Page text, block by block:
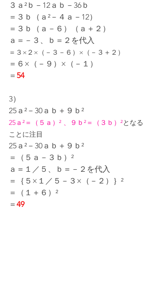
３ａ²ｂ－12ａｂ－36ｂ
＝３ｂ（ａ²－４ａ－12）
＝３ｂ（ａ－６）（ａ＋２）
ａ＝－３、ｂ＝２を代入
＝３×２×（－３－６）×（－３＋２）
＝６×（－９）×（－１）
＝ 54
3）
25ａ²－30ａｂ＋９ｂ²
25ａ²＝（５ａ）² 、９ｂ²＝（３ｂ）²となる
ことに注目
25ａ²－30ａｂ＋９ｂ²
＝（５ａ－３ｂ）²
ａ＝１／５、ｂ＝－２を代入
＝｛５×１／５－３×（－２）｝²
＝（１＋６）²
＝ 49